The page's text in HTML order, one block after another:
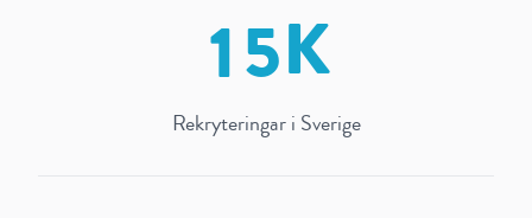
Rekryteringar i Sverige
15